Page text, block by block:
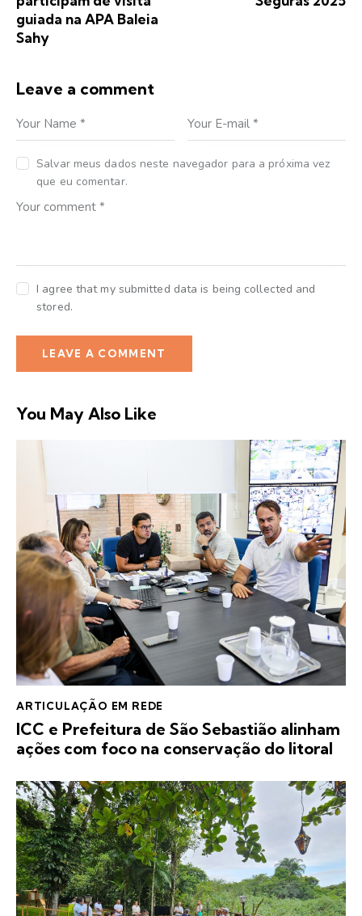
guiada na APA Baleia
Sahy
Leave a comment
Salvar meus dados neste navegador para a próxima vez
que eu comentar.
I agree that my submitted data is being collected and
stored.
You May Also Like
ARTICULAÇÃO EM REDE
ICC e Prefeitura de São Sebastião alinham
ações com foco na conservação do litoral